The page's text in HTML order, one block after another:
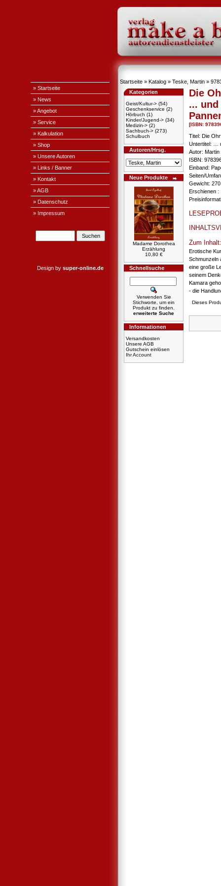
» Startseite
» News
» Angebot
» Service
» Kalkulation
» Shop
» Unsere Autoren
» Links / Banner
» Kontakt
» AGB
» Datenschutz
» Impressum
Design by super-online.de
Startseite » Katalog » Teske, Martin »
Kategorien
Geist/Kultur-> (54)
Geschenkservice (2)
Hörbuch (1)
Kinder/Jugend-> (34)
Medizin-> (2)
Sachbuch-> (273)
Schulbuch
Autoren/Hrsg.
Neue Produkte
Madame Dorothea
Erzählung
10,80 €
Schnellsuche
Verwenden Sie
Stichworte, um ein
Produkt zu finden.
erweiterte Suche
Informationen
Versandkosten
Unsere AGB
Gutschein einlösen
Ihr Account
Die
...
[ISBN:
Titel: Die
Untertitel: …
Autor: Martin
ISBN:
Einband:
Seiten/
Gewicht:
Erschienen :
Zum Inhalt:
Erotische
Schmunzeln
eine große
seinem
Kamara
- die
Dieses